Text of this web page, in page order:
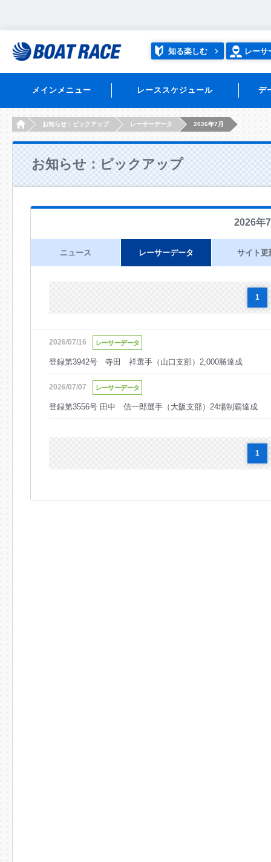
知る楽しむ レーサ
メインメニュー レーススケジュール デ
HOMEお知らせ：ピックアップ レーサーデータ 2026年7月
お知らせ：ピックアップ
2026年
ニュース レーサーデータ サイト更
1
2026/07/16 レーサーデータ
登録第3942号 寺田 祥選手（山口支部）2,000勝達成
2026/07/07 レーサーデータ
登録第3556号 田中 信一郎選手（大阪支部）24場制覇達成
1